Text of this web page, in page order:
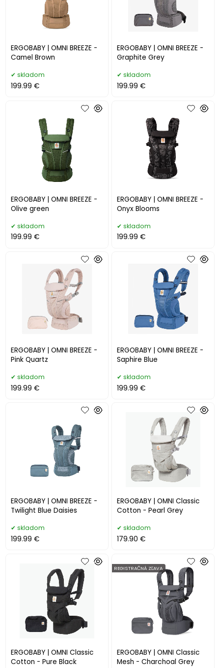
ERGOBABY | OMNI BREEZE -
Camel Brown
skladom
199.99 €
ERGOBABY | OMNI BREEZE -
Graphite Grey
skladom
199.99 €
ERGOBABY | OMNI BREEZE -
Olive green
skladom
199.99 €
ERGOBABY | OMNI BREEZE -
Onyx Blooms
skladom
199.99 €
ERGOBABY | OMNI BREEZE -
Pink Quartz
skladom
199.99 €
ERGOBABY | OMNI BREEZE -
Saphire Blue
skladom
199.99 €
ERGOBABY | OMNI BREEZE -
Twilight Blue Daisies
skladom
199.99 €
ERGOBABY | OMNI Classic
Cotton - Pearl Grey
skladom
179.90 €
ERGOBABY | OMNI Classic
Cotton - Pure Black
ERGOBABY | OMNI Classic
Mesh - Charchoal Grey
REGISTRAČNÁ ZĽAVA